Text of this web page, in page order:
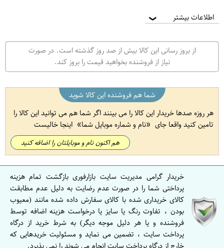
اطلاعات بیشتر ❯
از بروز رسانی این کالا بیش از صد روز گذشته است. در صورت
نیاز از فروشنده بخواهید قیمت را بروز کند.
شما هم فروشنده این کالا شوید
هر روزه صدها خریدار این کالا را می بینند اگر شما هم می توانید این کالا را
تامین کنید واقعا جای
نام و شماره موبایل شما اینجا خالیست
هم اکنون نام و موبایلتان را اضافه کنید
خریدار گرامی مدیریت سایت بازارفوری بازگشت تمام هزینه
پرداختی شما را در صورت عدم رضایت به دلیل عدم مطابقت
کالای خریداری شده با کالای سفارش داده شده مانند (معیوب
بودن ، تفاوت رنگ یا سایز یا درخواست هزینه اضافه توسط
فروشنده و یا هر دلیل موجه دیگر) به شرط خرید از درگاه
پرداخت سایت ، تضمین می نماید و مسئولیت خریدهایی که